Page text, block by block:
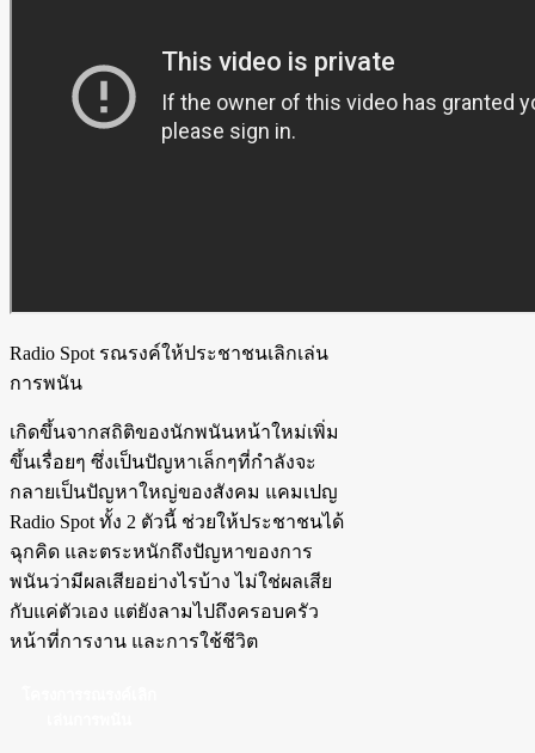
Radio Spot รณรงค์ให้ประชาชนเลิกเล่น
การพนัน
เกิดขึ้นจากสถิติของนักพนันหน้าใหม่เพิ่ม
ขึ้นเรื่อยๆ ซึ่งเป็นปัญหาเล็กๆที่กำลังจะ
กลายเป็นปัญหาใหญ่ของสังคม แคมเปญ
Radio Spot ทั้ง 2 ตัวนี้ ช่วยให้ประชาชนได้
ฉุกคิด และตระหนักถึงปัญหาของการ
พนันว่ามีผลเสียอย่างไรบ้าง ไม่ใช่ผลเสีย
กับแค่ตัวเอง แต่ยังลามไปถึงครอบครัว
หน้าที่การงาน และการใช้ชีวิต